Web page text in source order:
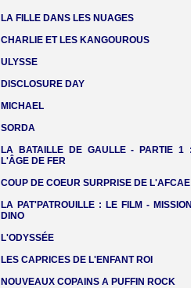
LA FILLE DANS LES NUAGES
CHARLIE ET LES KANGOUROUS
ULYSSE
DISCLOSURE DAY
MICHAEL
SORDA
LA BATAILLE DE GAULLE - PARTIE 1
L'ÂGE DE FER
COUP DE COEUR SURPRISE DE L'AFCAE
LA PAT'PATROUILLE : LE FILM -
DINO
L'ODYSSÉE
LES CAPRICES DE L'ENFANT ROI
NOUVEAUX COPAINS A PUFFIN ROCK